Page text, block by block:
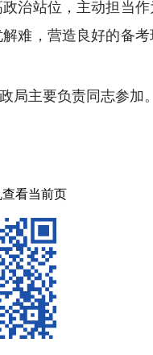
治站位，主动担当
难，营造良好的备
局主要负责同志参加。
看当前页